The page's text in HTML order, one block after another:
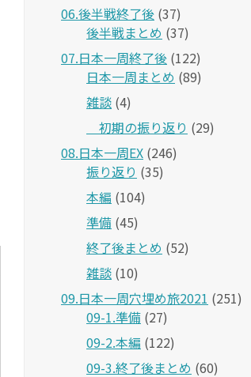
06.後半戦終了後 (37)
後半戦まとめ (37)
07.日本一周終了後 (122)
日本一周まとめ (89)
雑談 (4)
＿初期の振り返り (29)
08.日本一周EX (246)
振り返り (35)
本編 (104)
準備 (45)
終了後まとめ (52)
雑談 (10)
09.日本一周穴埋め旅2021 (251)
09-1.準備 (27)
09-2.本編 (122)
09-3.終了後まとめ (60)